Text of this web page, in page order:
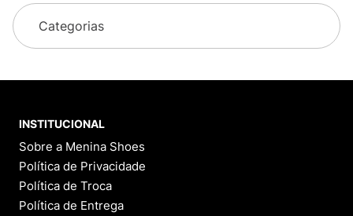
Categorias
INSTITUCIONAL
Sobre a Menina Shoes
Política de Privacidade
Política de Troca
Política de Entrega